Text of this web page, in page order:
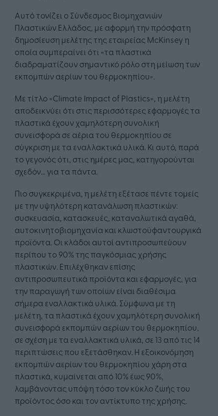
Αυτό τονίζει o Σύνδεσμος Βιομηχανιών
Πλαστικών Ελλάδος, με αφορμή την πρόσφατη
δημοσίευση μελέτης της εταιρείας McKinsey η
οποία συμπεραίνει ότι «τα πλαστικά
διαδραματίζουν σημαντικό ρόλο στη μείωση των
εκπομπών αερίων του θερμοκηπίου».
Με τίτλο «Climate Impact of Plastics», η μελέτη
αποδεικνύει ότι στις περισσότερες εφαρμογές τα
πλαστικά έχουν χαμηλότερη συνολική
συνεισφορά σε αέρια του θερμοκηπίου σε
σύγκριση με τα εναλλακτικά υλικά. Κι αυτό, παρά
το γεγονός ότι, στις ημέρες μας, κατηγορούνται
σχεδόν… για τα πάντα.
Πιο συγκεκριμένα, η μελέτη εξέτασε πέντε τομείς
με την υψηλότερη κατανάλωση πλαστικών:
συσκευασία, κατασκευές, καταναλωτικά αγαθά,
αυτοκινητοβιομηχανία και κλωστοϋφαντουργικά
προϊόντα. Οι κλάδοι αυτοί αντιπροσωπεύουν
περίπου το 90% της παγκόσμιας χρήσης
πλαστικών. Επιλέχθηκαν επίσης
αντιπροσωπευτικά προϊόντα και εφαρμογές, για
την παραγωγή των οποίων είναι διαθέσιμα
σήμερα εναλλακτικά υλικά. Σύμφωνα με τη
μελέτη, τα πλαστικά έχουν χαμηλότερη συνολική
συνεισφορά εκπομπών αερίων του θερμοκηπίου,
σε σχέση με τα εναλλακτικά υλικά, σε 13 από τις 14
περιπτώσεις που εξετάσθηκαν. Η εξοικονόμηση
εκπομπών αερίων του θερμοκηπίου χάρη στα
πλαστικά, κυμαίνεται από 10% έως 90%,
λαμβάνοντας υπόψη τόσο τον κύκλο ζωής του
προϊόντος όσο και τον αντίκτυπο της χρήσης.